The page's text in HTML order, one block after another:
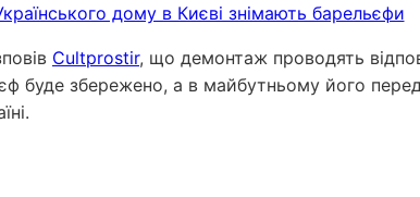
Cultprostir, що демонтаж проводять
буде збережено, а в майбутньому його